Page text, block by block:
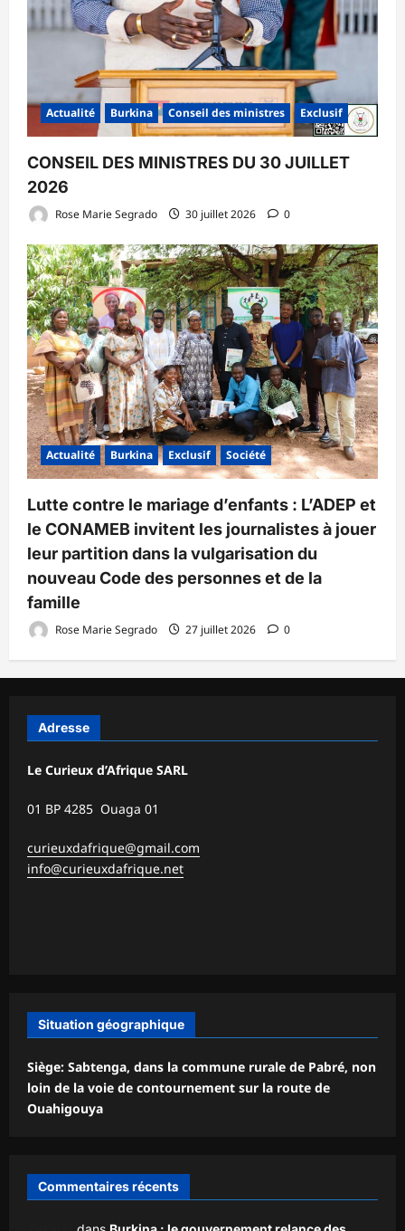
Actualité Burkina Conseil des ministres Exclusif
CONSEIL DES MINISTRES DU 30 JUILLET
2026
Rose Marie Segrado 30 juillet 2026 0
Actualité Burkina Exclusif Société
Lutte contre le mariage d’enfants : L’ADEP et
le CONAMEB invitent les journalistes à jouer
leur partition dans la vulgarisation du
nouveau Code des personnes et de la
famille
Rose Marie Segrado 27 juillet 2026 0
Adresse
Le Curieux d’Afrique SARL
01 BP 4285 Ouaga 01
curieuxdafrique@gmail.com
info@curieuxdafrique.net
Situation géographique
Siège: Sabtenga, dans la commune rurale de Pabré, non
loin de la voie de contournement sur la route de
Ouahigouya
Commentaires récents